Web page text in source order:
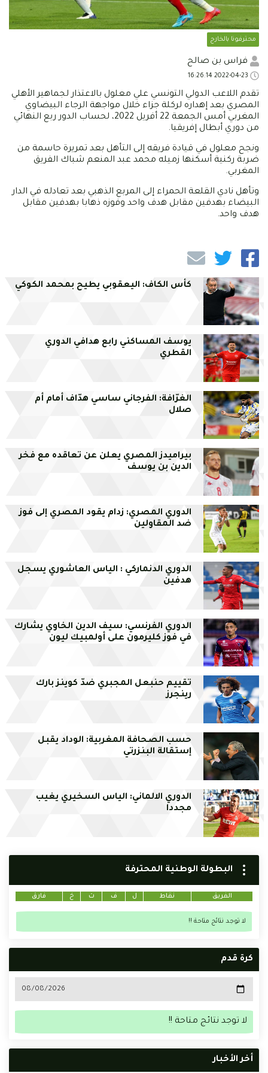
محترفونا بالخارج
فراس بن صالح
تقدم اللاعب الدولي التونسي علي معلول بالاعتذار لجماهير الأهلي
المصري بعد إهداره لركلة جزاء خلال مواجهة الرجاء البيضاوي
المغربي أمس الجمعة 22 أفريل 2022، لحساب الدور ربع النهائي
من دوري أبطال إفريقيا.
ونجح معلول في قيادة فريقه إلى التأهل بعد تمريرة حاسمة من
ضربة ركنية أسكنها زميله محمد عبد المنعم شباك الفريق
المغربي.
وتأهل نادي القلعة الحمراء إلى المربع الذهبي بعد تعادله في الدار
البيضاء بهدفين مقابل هدف واحد وفوزه ذهابا بهدفين مقابل
هدف واحد.
كأس الكاف: اليعقوبي يطيح بمحمد الكوكي
يوسف المساكني رابع هدافي الدوري
القطري
الغرّافة: الفرجاني ساسي هدّاف أمام أم
صلال
بيراميدز المصري يعلن عن تعاقده مع فخر
الدين بن يوسف
الدوري المصري: زدام يقود المصري إلى فوز
ضد المقاولين
الدوري الدنماركي : الياس العاشوري يسجل
هدفين
الدوري الفرنسي: سيف الدين الخاوي يشارك
في فوز كليرمون على أولمبيك ليون
تقييم حنبعل المجبري ضدّ كوينز بارك
رينجرز
حسب الصحافة المغربية: الوداد يقبل
إستقالة البنزرتي
الدوري الالماني: الياس السخيري يغيب
مجددا
البطولة الوطنية المحترفة
الفريق نقاط ل ف ت خ فارق
لا توجد نتائج متاحة !!
كرة قدم
لا توجد نتائج متاحة !!
أخر الأخبار